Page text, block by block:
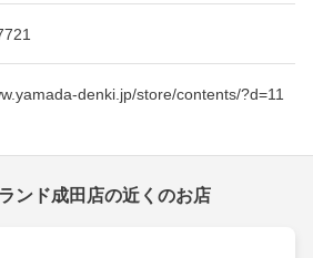
denki.jp/store/contents/?d=11
ンド成田店の近くのお店